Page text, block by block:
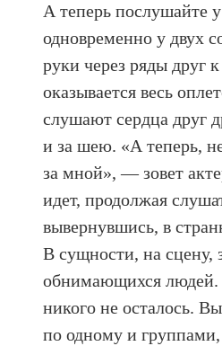
А теперь послушайте
одновременно у двух
руки через ряды друг
оказывается весь
слушают сердца друг
и за шею. «А теперь,
за мной», — зовет
идет, продолжая
вывернувшись, в
В сущности, на сцену,
обнимающихся людей.
никого не осталось.
по одному и группами,